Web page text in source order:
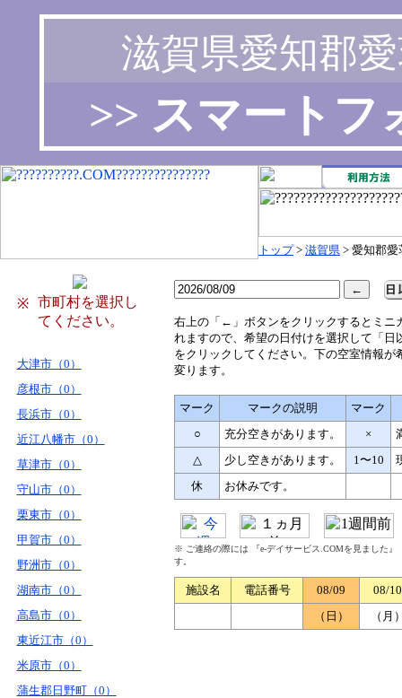
滋賀県愛知郡
>> スマートフ
トップ> 滋賀県 > 愛知郡愛
※
市町村を選択し
てください。
大津市（0）
彦根市（0）
長浜市（0）
近江八幡市（0）
草津市（0）
守山市（0）
栗東市（0）
甲賀市（0）
野洲市（0）
湖南市（0）
高島市（0）
東近江市（0）
米原市（0）
蒲生郡日野町（0）
右 上の「←」ボタンをクリックするとミニ
れますので、希望の日付けを選択して「日
をクリックしてください。下の空室情報が
変ります。
マーク マークの説明
マーク
○
充分空きがあります。 ×
△
少し空きがあります。 1〜10
休
お休みです。
※ ご連絡の際には 『e-デイサービス.COMを見ました
す。
施設名 電話番号 08/09
08/10
（日）
（月